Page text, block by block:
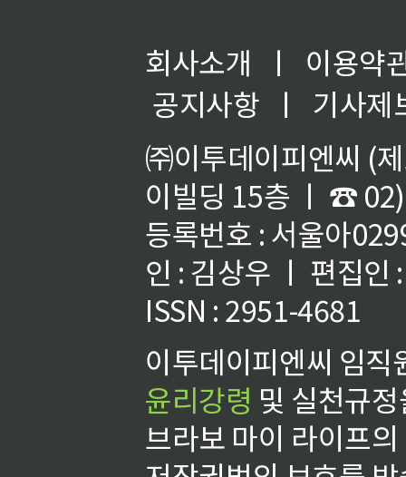
회사소개 ㅣ
이용약
공지사항
ㅣ
기사제
㈜이투데이피엔씨 (
이빌딩 15층 ㅣ ☎
등록번호 : 서울아
인 : 김상우 ㅣ 편집인
ISSN : 2951-4681
이투데이피엔씨 임
윤리강령 및 실천규
브라보 마이 라이프